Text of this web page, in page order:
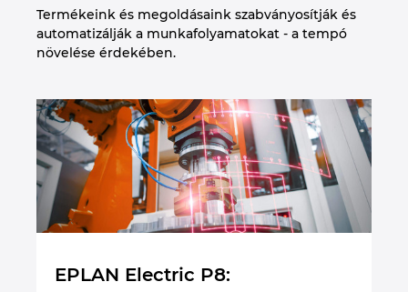
Termékeink és megoldásaink szabványosítják és
automatizálják a munkafolyamatokat - a tempó
növelése érdekében.
EPLAN Electric P8: